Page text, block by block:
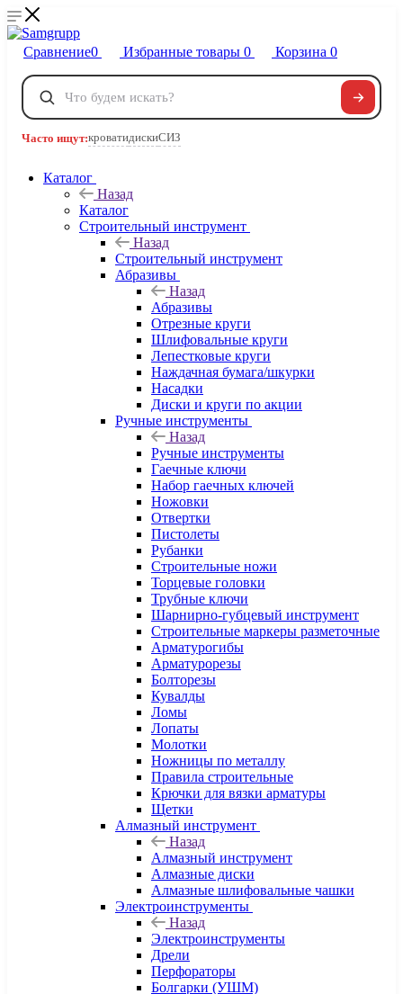
Сравнение0 Избранные товары 0 Корзина 0
Телефоны
8 800 222-40-09
Часто ищут:кроватидискиСИЗ
Каталог
Назад
Каталог
Строительный инструмент
Назад
Строительный инструмент
Абразивы
Назад
Абразивы
Отрезные круги
Шлифовальные круги
Лепестковые круги
Наждачная бумага/шкурки
Насадки
Диски и круги по акции
Ручные инструменты
Назад
Ручные инструменты
Гаечные ключи
Набор гаечных ключей
Ножовки
Отвертки
Пистолеты
Рубанки
Строительные ножи
Торцевые головки
Трубные ключи
Шарнирно-губцевый инструмент
Строительные маркеры разметочные
Арматурогибы
Арматурорезы
Болторезы
Кувалды
Ломы
Лопаты
Молотки
Ножницы по металлу
Правила строительные
Крючки для вязки арматуры
Щетки
Алмазный инструмент
Назад
Алмазный инструмент
Алмазные диски
Алмазные шлифовальные чашки
Электроинструменты
Назад
Электроинструменты
Дрели
Перфораторы
Болгарки (УШМ)